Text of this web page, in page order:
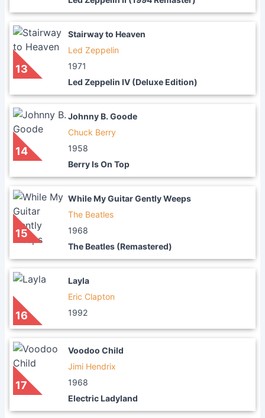
13
Stairway to Heaven
Led Zeppelin
1971
Led Zeppelin IV (Deluxe Edition)
14
Johnny B. Goode
Chuck Berry
1958
Berry Is On Top
15
While My Guitar Gently Weeps
The Beatles
1968
The Beatles (Remastered)
16
Layla
Eric Clapton
1992
17
Voodoo Child
Jimi Hendrix
1968
Electric Ladyland